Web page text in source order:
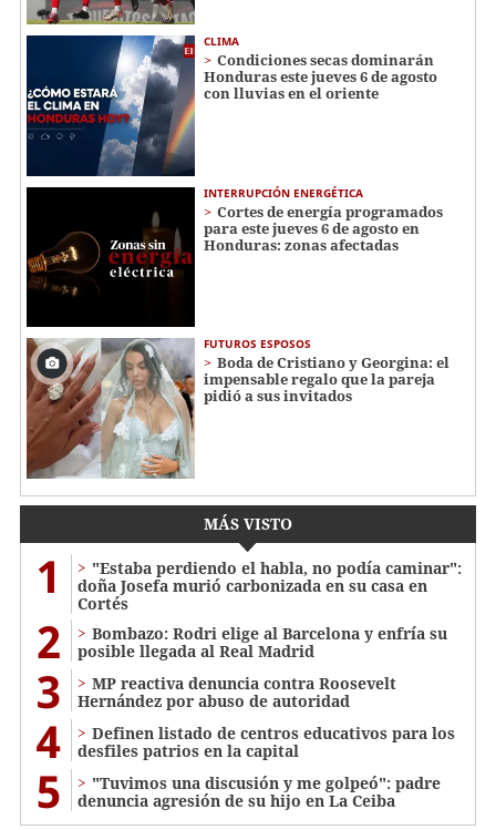
CLIMA
Condiciones secas dominarán
Honduras este jueves 6 de agosto
con lluvias en el oriente
INTERRUPCIÓN ENERGÉTICA
Cortes de energía programados
para este jueves 6 de agosto en
Honduras: zonas afectadas
FUTUROS ESPOSOS
Boda de Cristiano y Georgina: el
impensable regalo que la pareja
pidió a sus invitados
MÁS VISTO
1
"Estaba perdiendo el habla, no podía caminar":
doña Josefa murió carbonizada en su casa en
Cortés
2
Bombazo: Rodri elige al Barcelona y enfría su
posible llegada al Real Madrid
3
MP reactiva denuncia contra Roosevelt
Hernández por abuso de autoridad
4
Definen listado de centros educativos para los
desfiles patrios en la capital
5
"Tuvimos una discusión y me golpeó": padre
denuncia agresión de su hijo en La Ceiba